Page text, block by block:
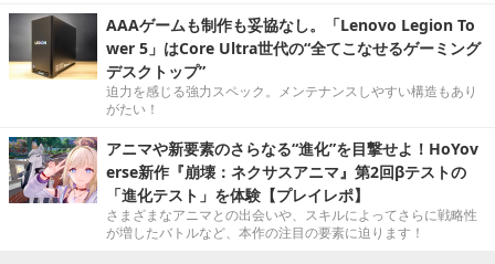
AAAゲームも制作も妥協なし。「Lenovo Legion To
wer 5」はCore Ultra世代の“全てこなせるゲーミング
デスクトップ”
迫力を感じる強力スペック。メンテナンスしやすい構造もあり
がたい！
アニマや新要素のさらなる“進化”を目撃せよ！HoYov
erse新作『崩壊：ネクサスアニマ』第2回βテストの
「進化テスト」を体験【プレイレポ】
さまざまなアニマとの出会いや、スキルによってさらに戦略性
が増したバトルなど、本作の注目の要素に迫ります！